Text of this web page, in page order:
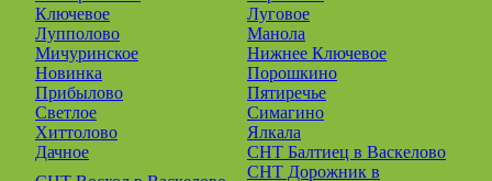
Ключевое
Луговое
Лупполово
Манола
Мичуринское
Нижнее Ключевое
Новинка
Порошкино
Прибылово
Пятиречье
Светлое
Симагино
Хиттолово
Ялкала
Дачное
СНТ Балтиец в Васкелово
СНТ Дорожник в